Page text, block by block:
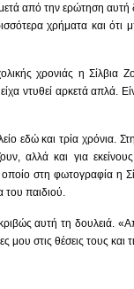
από την ερώτηση αυτή
χρήματα και ότι
χρονιάς η Σίλβια
ντυθεί αρκετά απλά.
εδώ και τρία χρόνια.
αλλά και για
στη φωτογραφία η
παιδιού.
αυτή τη δουλειά.
μου στις θέσεις τους